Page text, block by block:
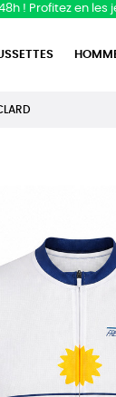
! Profitez en les